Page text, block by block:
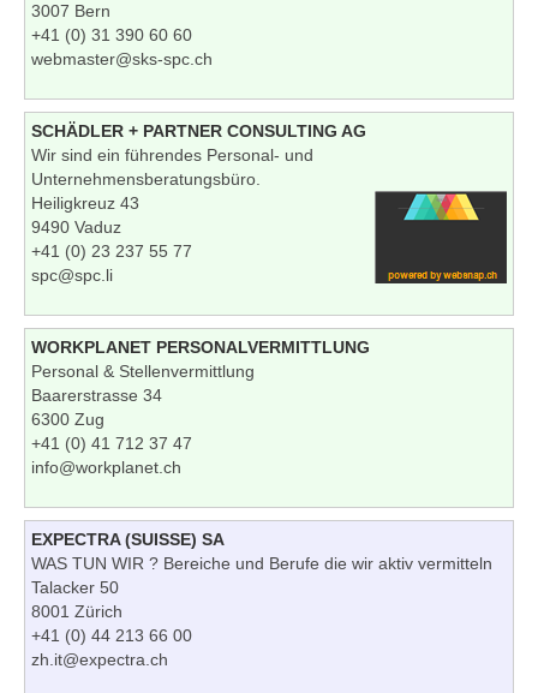
3007 Bern
+41 (0) 31 390 60 60
webmaster@sks-spc.ch
SCHÄDLER + PARTNER CONSULTING AG
Wir sind ein führendes Personal- und
Unternehmensberatungsbüro.
Heiligkreuz 43
9490 Vaduz
+41 (0) 23 237 55 77
spc@spc.li
WORKPLANET PERSONALVERMITTLUNG
Personal & Stellenvermittlung
Baarerstrasse 34
6300 Zug
+41 (0) 41 712 37 47
info@workplanet.ch
EXPECTRA (SUISSE) SA
WAS TUN WIR ? Bereiche und Berufe die wir aktiv vermitteln
Talacker 50
8001 Zürich
+41 (0) 44 213 66 00
zh.it@expectra.ch